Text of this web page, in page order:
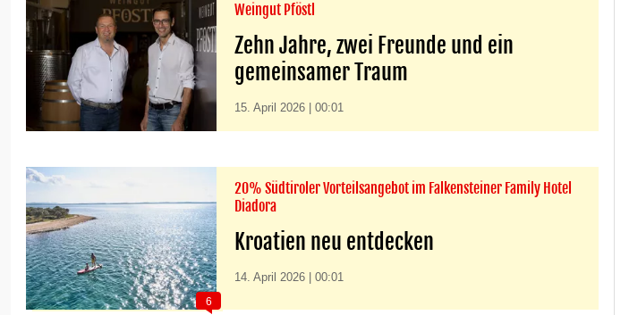
Weingut Pföstl
Zehn Jahre, zwei Freunde und ein
gemeinsamer Traum
15. April 2026 | 00:01
20% Südtiroler Vorteilsangebot im Falkensteiner Family Hotel
Diadora
Kroatien neu entdecken
14. April 2026 | 00:01
6